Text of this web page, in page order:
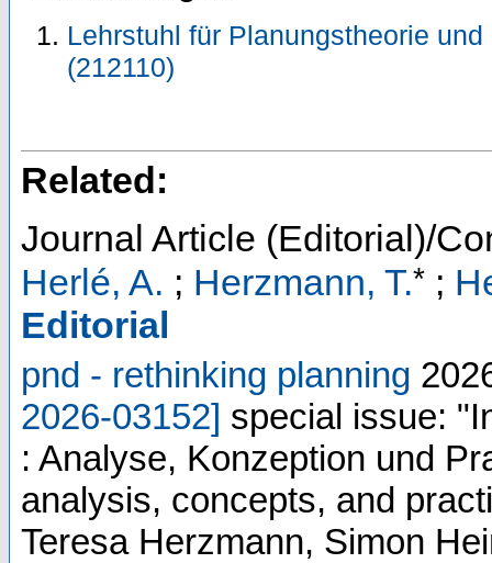
Lehrstuhl für Planungstheorie
(212110)
Related:
Journal Article (Editorial)/
Herlé, A. ; Herzmann, T.* ;
Editorial
pnd - rethinking planning
2026-03152] special issue:
: Analyse, Konzeption und
analysis, concepts, and
Teresa Herzmann, Simon